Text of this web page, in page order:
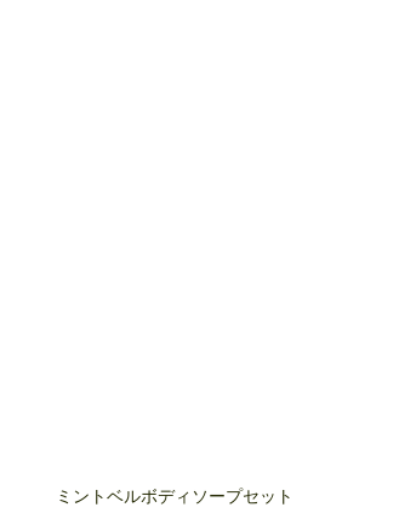
ミントベルボディソープセット